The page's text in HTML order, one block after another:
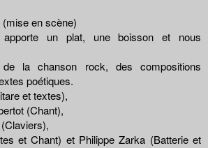
en scène)
un plat, une boisson et nous
la chanson rock, des compositions
poétiques.
et textes),
(Chant),
et Chant) et Philippe Zarka (Batterie et